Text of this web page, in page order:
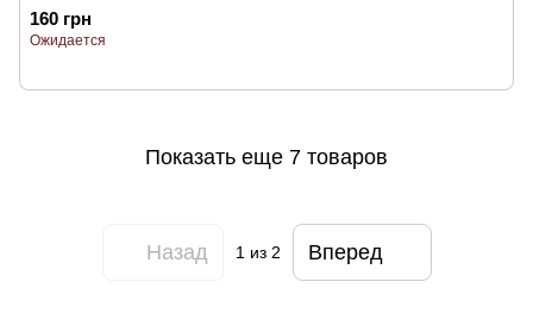
160 грн
Ожидается
Показать еще 7 товаров
Назад 1 из 2 Вперед